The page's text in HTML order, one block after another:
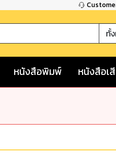
ทั้
หนังสือพิมพ์ หนังสือเ